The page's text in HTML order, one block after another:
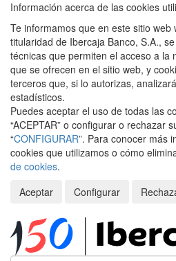
Información acerca de las cookies
Te informamos que en este sitio web
titularidad de Ibercaja Banco, S.A.,
técnicas que permiten el acceso a la
que se ofrecen en el sitio web, y
terceros que, si lo autorizas,
estadísticos.
Puedes aceptar el uso de todas las
“ACEPTAR” o configurar o rechazar
“CONFIGURAR”. Para conocer más
cookies que utilizamos o cómo
de cookies.
Aceptar
Configurar